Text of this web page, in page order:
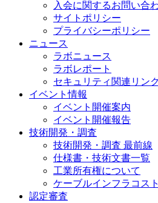
入会に関するお問い合
サイトポリシー
プライバシーポリシー
ニュース
ラボニュース
ラボレポート
セキュリティ関連リン
イベント情報
イベント開催案内
イベント開催報告
技術開発・調査
技術開発・調査 最前線
仕様書・技術文書一覧
工業所有権について
ケーブルインフラコス
認定審査